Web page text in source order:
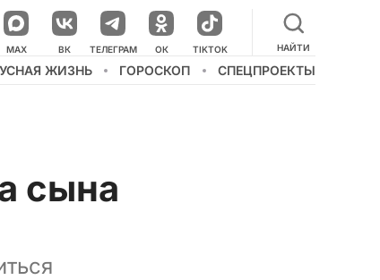
НАШ КАНАЛ В МЕССЕНДЖЕРЕ
MAX ВК ТЕЛЕГРАМ ОК TIKTOK НАЙТИ
ЖИЗНЬ ГОРОСКОП СПЕЦПРОЕКТЫ
сына